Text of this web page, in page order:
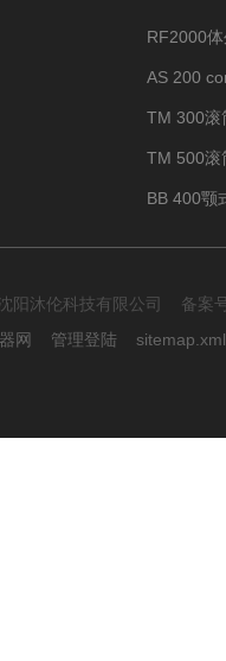
RF2000
TM 300滚
TM 500滚
BB 400颚
阳沐伦科技有限公司 备案
网 管理登陆 sitemap.xml